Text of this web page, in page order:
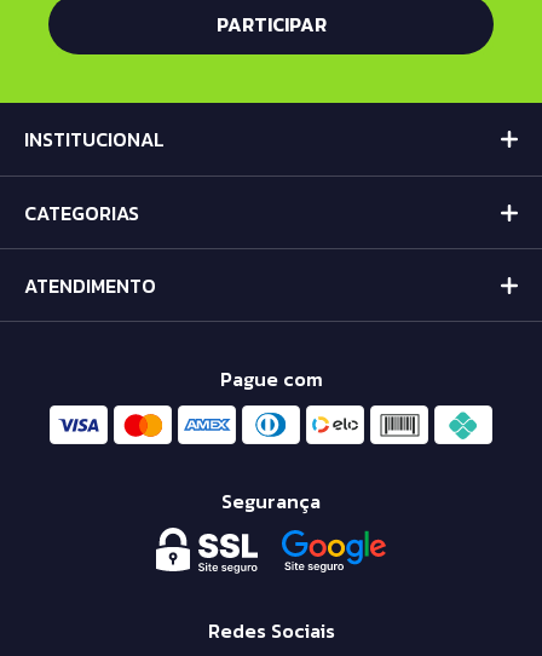
INSTITUCIONAL
CATEGORIAS
ATENDIMENTO
Pague com
Segurança
Redes Sociais